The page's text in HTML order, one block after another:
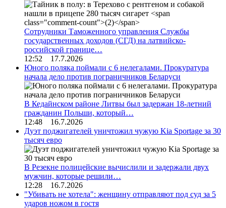
Сотрудники Таможенного управления Службы
государственных доходов (СГД) на латвийско-
российской границе…
12:52 17.7.2026
Юного поляка поймали с 6 нелегалами. Прокуратура
начала дело против пограничников Беларуси
В Кедайнском районе Литвы был задержан 18-летний
гражданин Польши, который…
12:48 16.7.2026
Дуэт поджигателей уничтожил чужую Kia Sportage за 30
тысяч евро
В Резекне полицейские вычислили и задержали двух
мужчин, которые решили…
12:28 16.7.2026
"Убивать не хотела": женщину отправляют под суд за 5
ударов ножом в гостя